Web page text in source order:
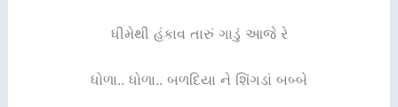
ધીમેથી હંકાવ તારું ગાડું આજે રે
ધોળા.. ધોળા.. બળદિયા ને શિંગડાં બબ્બે